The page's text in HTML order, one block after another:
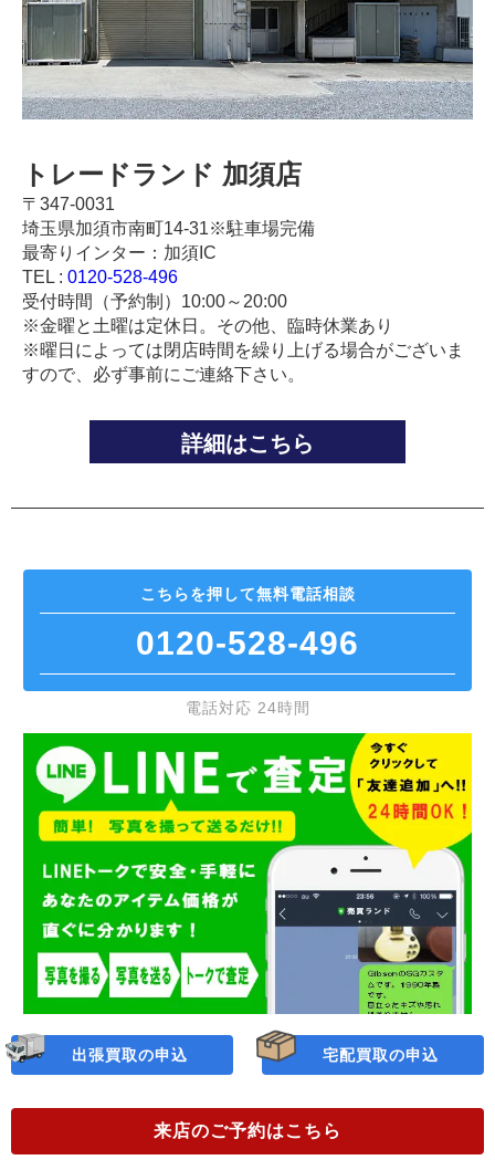
トレードランド 加須店
〒347-0031
埼玉県加須市南町14-31※駐車場完備
最寄りインター：加須IC
TEL : 0120-528-496
受付時間（予約制）10:00～20:00
※金曜と土曜は定休日。その他、臨時休業あり
※曜日によっては閉店時間を繰り上げる場合がございま
すので、必ず事前にご連絡下さい。
詳細はこちら
出張買取の申込 宅配買取の申込
こちらを押して無料電話相談
0120-528-496
電話対応 24時間
来店のご予約はこちら